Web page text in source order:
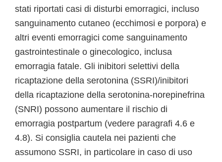
stati riportati casi di disturbi emorragici, incluso
sanguinamento cutaneo (ecchimosi e porpora) e
altri eventi emorragici come sanguinamento
gastrointestinale o ginecologico, inclusa
emorragia fatale. Gli inibitori selettivi della
ricaptazione della serotonina (SSRI)/inibitori
della ricaptazione della serotonina-norepinefrina
(SNRI) possono aumentare il rischio di
emorragia postpartum (vedere paragrafi 4.6 e
4.8). Si consiglia cautela nei pazienti che
assumono SSRI, in particolare in caso di uso